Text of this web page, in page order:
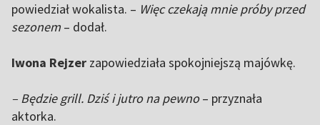
powiedział wokalista. – Więc czekają mnie próby przed
sezonem – dodał.
Iwona Rejzer zapowiedziała spokojniejszą majówkę.
– Będzie grill. Dziś i jutro na pewno– przyznała
aktorka.